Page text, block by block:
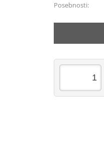
Posebnosti: